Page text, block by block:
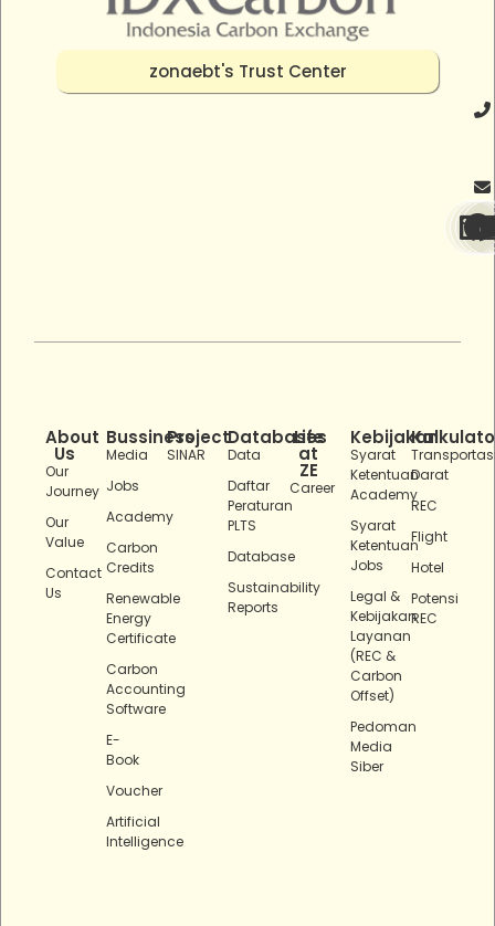
zonaebt's Trust Center
About
Us
Our
Journey
Our
Value
Contact
Us
Bussiness
Media
Jobs
Academy
Carbon
Credits
Renewable
Energy
Certificate
Carbon
Accounting
Software
E-
Book
Voucher
Artificial
Intelligence
Project
SINAR
Databases
Data
Daftar
Peraturan
PLTS
Database
Sustainability
Reports
Life
at
ZE
Career
Kebijakan
Syarat
Ketentuan
Academy
Syarat
Ketentuan
Jobs
Legal &
Kebijakan
Layanan
(REC &
Carbon
Offset)
Pedoman
Media
Siber
Darat
REC
Flight
Hotel
Potensi
REC